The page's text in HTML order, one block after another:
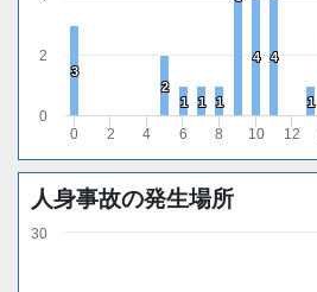
3
3
2
2
1
1 1
1 1
1
4
4 4
4
1
1
0 2 4 6 8 10 12
0
2
人身事故の発生場所
30